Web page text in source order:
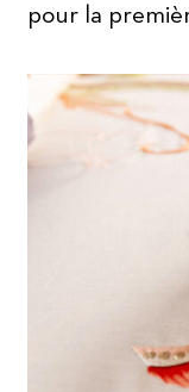
pour la